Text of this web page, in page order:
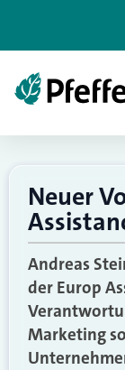
Neuer
Andreas
der Europ
Marketing